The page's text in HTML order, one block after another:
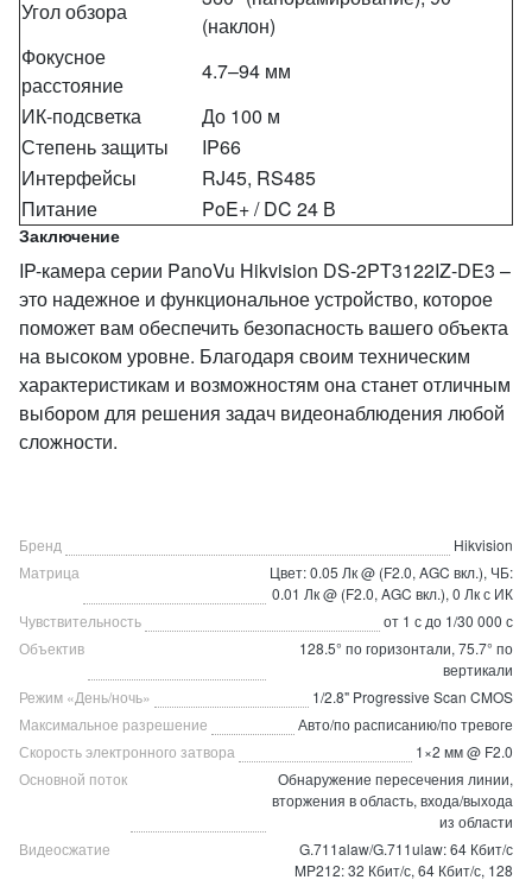
Угол обзора
(наклон)
Фокусное
расстояние
4.7–94 мм
ИК-подсветка
До 100 м
Степень защиты
IP66
Интерфейсы
RJ45, RS485
Питание
PoE+ / DC 24 В
Заключение
IP-камера серии PanoVu Hikvision DS-2PT3122IZ-DE3 –
это надежное и функциональное устройство, которое
поможет вам обеспечить безопасность вашего объекта
на высоком уровне. Благодаря своим техническим
характеристикам и возможностям она станет отличным
выбором для решения задач видеонаблюдения любой
сложности.
Бренд
Hikvision
Матрица
Цвет: 0.05 Лк @ (F2.0, AGC вкл.), ЧБ:
0.01 Лк @ (F2.0, AGC вкл.), 0 Лк с ИК
Чувствительность
от 1 с до 1/30 000 с
Объектив
128.5° по горизонтали, 75.7° по
вертикали
Режим «День/ночь»
1/2.8" Progressive Scan CMOS
Максимальное разрешение
Авто/по расписанию/по тревоге
Скорость электронного затвора
1×2 мм @ F2.0
Основной поток
Обнаружение пересечения линии,
вторжения в область, входа/выхода
из области
Видеосжатие
G.711alaw/G.711ulaw: 64 Кбит/с
MP212: 32 Кбит/с, 64 Кбит/с, 128